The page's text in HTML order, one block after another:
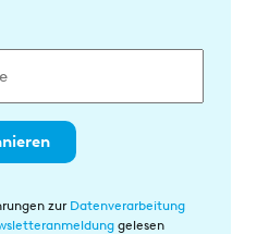
zur Datenverarbeitung
gelesen